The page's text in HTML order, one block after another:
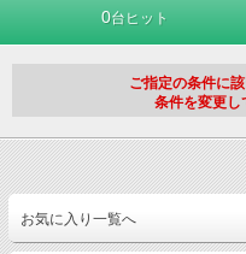
0台ヒット
ご指定の条件に
条件を変更し
お気に入り一覧へ